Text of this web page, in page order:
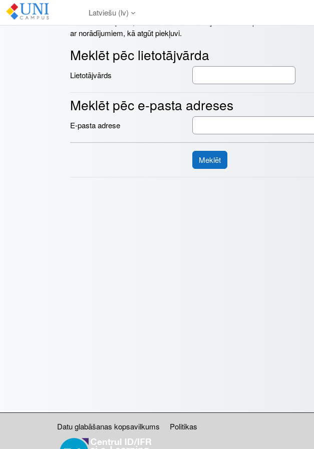
Atvērt galveno saturu
Latviešu ‎(lv)‎
ar norādījumiem, kā atgūt piekļuvi.
Meklēt pēc lietotājvārda
Meklēt pēc lietotājvārda
Lietotājvārds
Meklēt pēc e-pasta adreses
Meklēt pēc e-pasta adreses
E-pasta adrese
Datu glabāšanas kopsavilkums Politikas